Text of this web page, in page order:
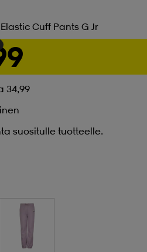
Elastic Cuff Pants G Jr
34,99
suositulle tuotteelle.